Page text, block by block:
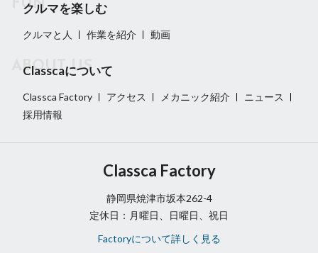
クルマを楽しむ
クルマと人 作業を紹介 動画
Classcaについて
Classca Factory アクセス メカニック紹介
ニュース
採用情報
Classca Factory
静岡県焼津市坂本262-4
定休日：月曜日、日曜日、祝日
Factoryについて詳しく見る